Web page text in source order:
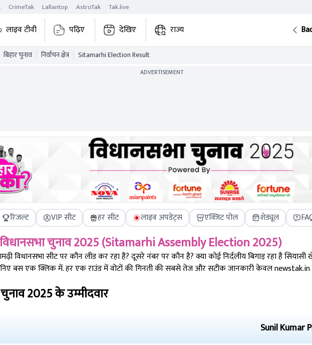
CrimeTak Lallantop AstroTak Tak.live
लाइव टीवी पढ़िए देखिए राज्य
बिहार चुनाव निर्वाचन क्षेत्र Sitamarhi Election Result
ADVERTISEMENT
रिजल्ट VIP सीट हर सीट लाइव अपडेट्स एक्जिट पोल शेड्यूल
चुनाव 2025 (SitamarhiAssembly Election 2025)
विधानसभा सीट पर कौन लीड कर रहा है? दूसरे नंबर पर कौन है? क्या कोई निर्दलीय बिगाड़ रहा है
बस एक क्लिक में. हर एक राउंड में वोटों की गिनती की सबसे तेज और सटीक जानकारी केवल
2025के उम्मीदवार
Sunil Kumar